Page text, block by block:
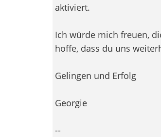
aktiviert.
Ich würde mich freuen,
hoffe, dass du uns
Gelingen und Erfolg
Georgie
--